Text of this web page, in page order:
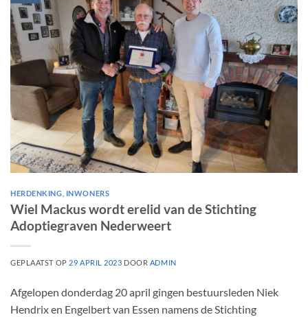
HERDENKING INWONERS
Wiel Mackus wordt erelid van de Stichting
Adoptiegraven Nederweert
GEPLAATST OP 29 APRIL 2023 DOOR ADMIN
Afgelopen donderdag 20 april gingen bestuursleden Niek
Hendrix en Engelbert van Essen namens de Stichting